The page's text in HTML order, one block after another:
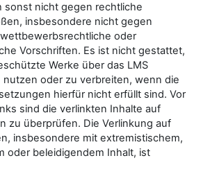
sonst nicht gegen rechtliche
insbesondere nicht gegen
oder
Vorschriften. Es ist nicht gestattet,
Werke über das LMS
oder zu verbreiten, wenn die
hierfür nicht erfüllt sind. Vor
sind die verlinkten Inhalte auf
zu überprüfen. Die Verlinkung auf
insbesondere mit extremistischem,
oder beleidigendem Inhalt, ist